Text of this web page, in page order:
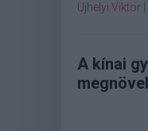
Ujhelyi Viktor
A kínai